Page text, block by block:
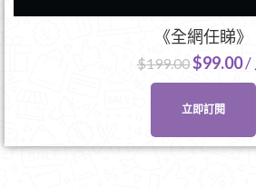
《全網任睇》
$199.00$99.00/
立即訂閱